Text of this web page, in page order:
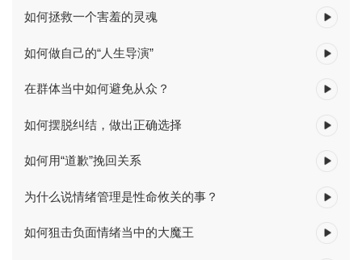
如何拯救一个害羞的灵魂
如何做自己的“人生导演”
在群体当中如何避免从众？
如何摆脱纠结，做出正确选择
如何用“道歉”挽回关系
为什么说情绪管理是性命攸关的事？
如何狙击负面情绪当中的大魔王